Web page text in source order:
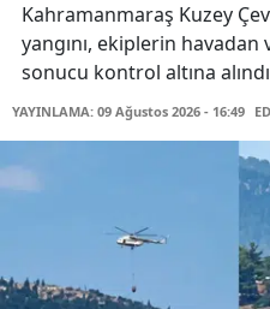
Kahramanmaraş Kuzey
yangını, ekiplerin
sonucu kontrol altına
YAYINLAMA: 09 Ağustos 2026 - 16:49